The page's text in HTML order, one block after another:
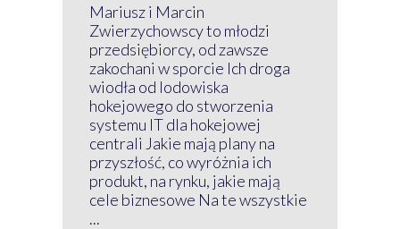
Mariusz i Marcin
Zwierzychowscy to młodzi
przedsiębiorcy, od zawsze
zakochani w sporcie Ich droga
wiodła od lodowiska
hokejowego do stworzenia
systemu IT dla hokejowej
centrali Jakie mają plany na
przyszłość, co wyróżnia ich
produkt, na rynku, jakie mają
cele biznesowe Na te wszystkie
...